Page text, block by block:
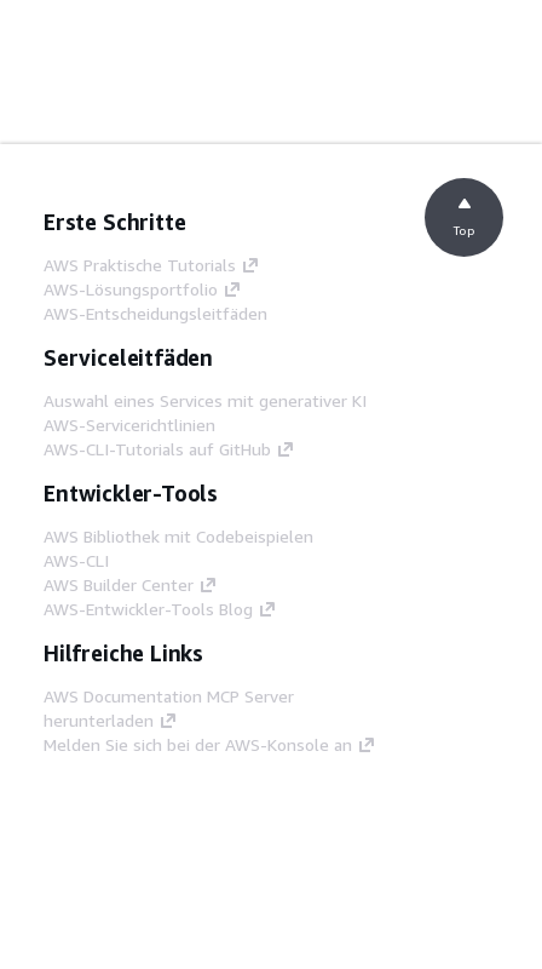
Erste Schritte
AWS Praktische Tutorials
AWS-Lösungsportfolio
AWS-Entscheidungsleitfäden
Serviceleitfäden
Auswahl eines Services mit generativer KI
AWS-Servicerichtlinien
AWS-CLI-Tutorials auf GitHub
Entwickler-Tools
AWS Bibliothek mit Codebeispielen
AWS-CLI
AWS Builder Center
AWS-Entwickler-Tools Blog
Hilfreiche Links
AWS Documentation MCP Server
herunterladen
Melden Sie sich bei der AWS-Konsole an
Top